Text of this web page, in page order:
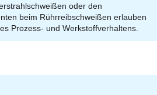
oder den
beim Rührreibschweißen erlauben
Prozess- und Werkstoffverhaltens.